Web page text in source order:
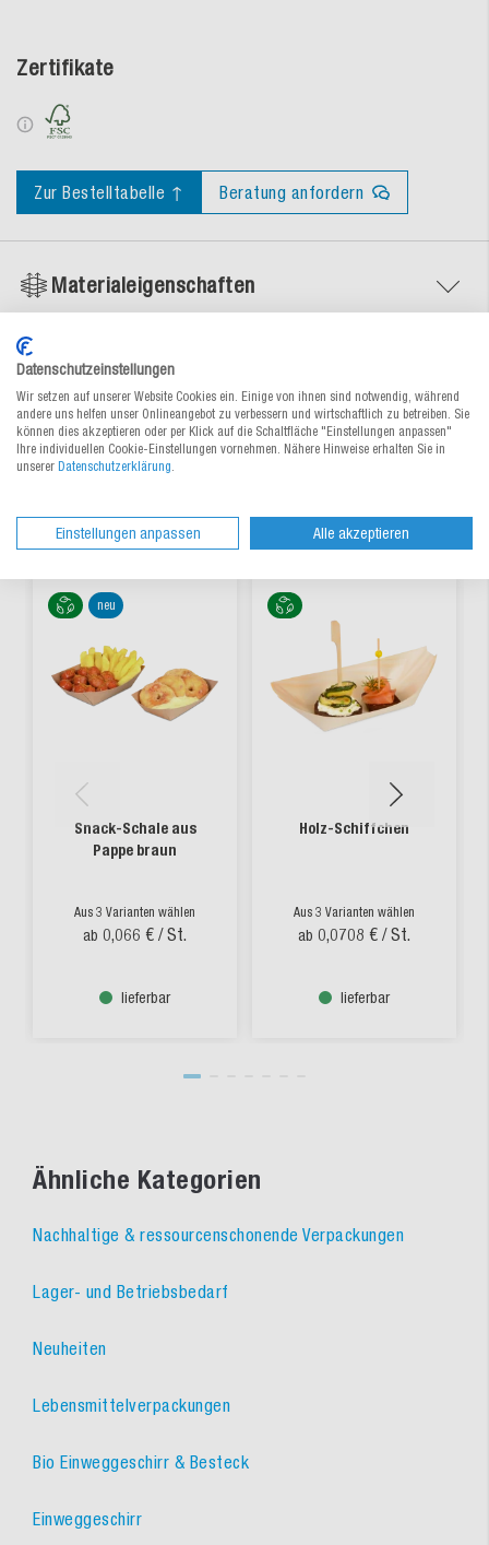
Zertifikate
Zur Bestelltabelle ↑ Beratung anfordern
Materialeigenschaften
Dokumente
Alternative Produkte
neu
Snack-Schale aus
Pappe braun
Aus 3 Varianten wählen
ab 0,066 € / St.
lieferbar
Holz-Schiffchen
Aus 3 Varianten wählen
ab 0,0708 € / St.
lieferbar
Ähnliche Kategorien
Nachhaltige & ressourcenschonende Verpackungen
Lager- und Betriebsbedarf
Neuheiten
Lebensmittelverpackungen
Bio Einweggeschirr & Besteck
Einweggeschirr
Datenschutzeinstellungen
Wir setzen auf unserer Website Cookies ein. Einige von ihnen sind notwendig, während
andere uns helfen unser Onlineangebot zu verbessern und wirtschaftlich zu betreiben. Sie
können dies akzeptieren oder per Klick auf die Schaltfläche "Einstellungen anpassen"
Ihre individuellen Cookie-Einstellungen vornehmen. Nähere Hinweise erhalten Sie in
unserer Datenschutzerklärung
Einstellungen anpassen Alle akzeptieren